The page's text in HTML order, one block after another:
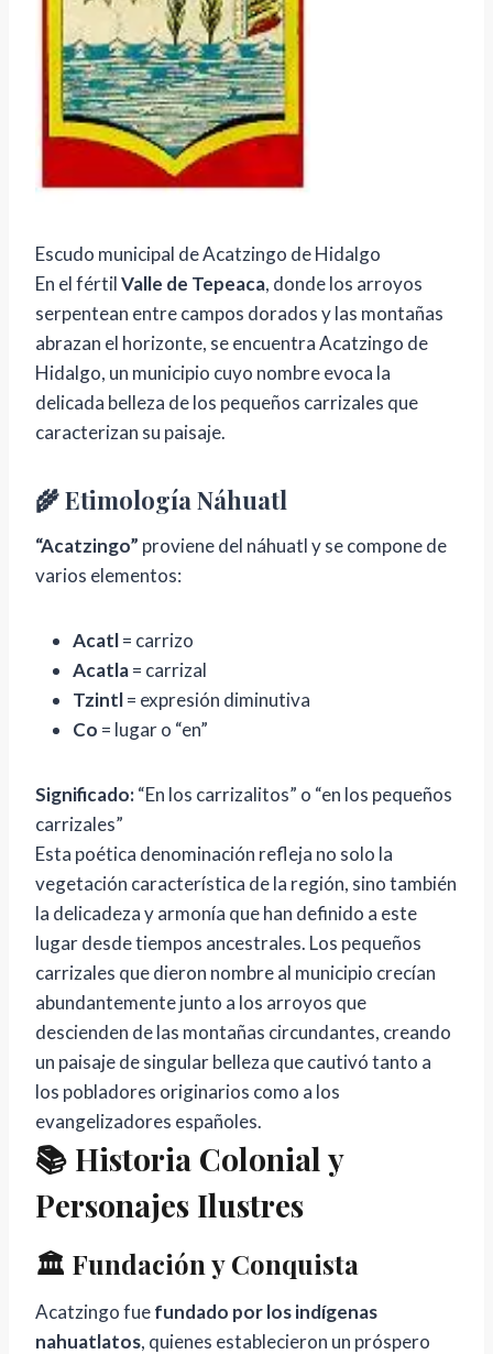
Escudo municipal de Acatzingo de Hidalgo
En el fértilValle de Tepeaca, donde los arroyos
serpentean entre campos dorados y las montañas
abrazan el horizonte, se encuentra Acatzingo de
Hidalgo, un municipio cuyo nombre evoca la
delicada belleza de los pequeños carrizales que
caracterizan su paisaje.
🌾 Etimología Náhuatl
“Acatzingo” proviene del náhuatl y se compone de
varios elementos:
Acatl= carrizo
Acatla= carrizal
Tzintl= expresión diminutiva
Co = lugar o “en”
Significado:“En los carrizalitos” o “en los pequeños
carrizales”
Esta poética denominación refleja no solo la
vegetación característica de la región, sino también
la delicadeza y armonía que han definido a este
lugar desde tiempos ancestrales. Los pequeños
carrizales que dieron nombre al municipio crecían
abundantemente junto a los arroyos que
descienden de las montañas circundantes, creando
un paisaje de singular belleza que cautivó tanto a
los pobladores originarios como a los
evangelizadores españoles.
📚 Historia Colonial y
Personajes Ilustres
🏛️ Fundación y Conquista
Acatzingo fuefundado por los indígenas
nahuatlatos, quienes establecieron un próspero